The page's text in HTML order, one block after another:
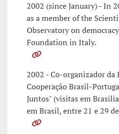
2002 (since January) - In
as a member of the
Observatory on
Foundation in Italy.
2002 - Co-organizador da
Cooperação Brasil-
Juntos" (visitas em
em Brasil, entre 21 e 29